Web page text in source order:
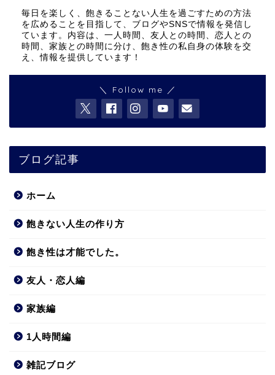
毎日を楽しく、飽きることない人生を過ごすための方法
を広めることを目指して、ブログやSNSで情報を発信し
ています。内容は、一人時間、友人との時間、恋人との
時間、家族との時間に分け、飽き性の私自身の体験を交
え、情報を提供しています！
＼ Follow me ／
ブログ記事
ホーム
飽きない人生の作り方
飽き性は才能でした。
友人・恋人編
家族編
1人時間編
雑記ブログ